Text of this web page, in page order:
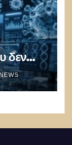
δεν